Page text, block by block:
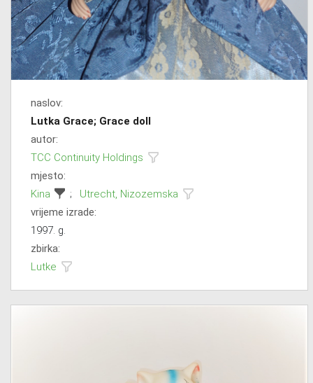
naslov:
Lutka Grace; Grace doll
autor:
TCC Continuity Holdings
mjesto:
Kina
;
Utrecht, Nizozemska
vrijeme izrade:
1997. g.
zbirka:
Lutke